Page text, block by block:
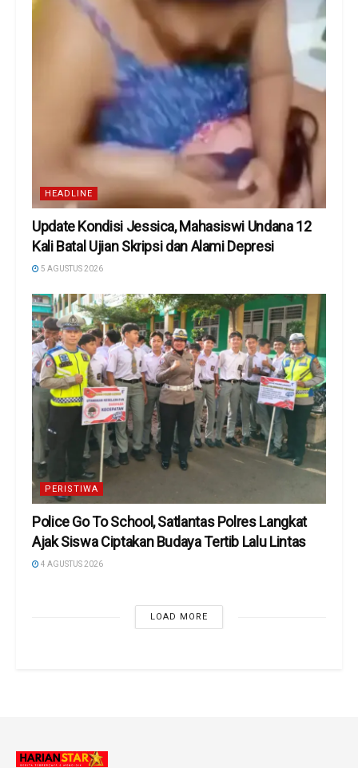
HEADLINE
Update Kondisi Jessica, Mahasiswi Undana 12
Kali Batal Ujian Skripsi dan Alami Depresi
5 AGUSTUS 2026
PERISTIWA
Police Go To School, Satlantas Polres Langkat
Ajak Siswa Ciptakan Budaya Tertib Lalu Lintas
4 AGUSTUS 2026
LOAD MORE